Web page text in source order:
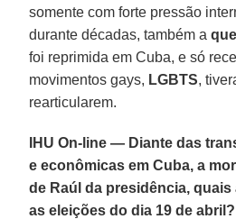
somente com forte pressão
durante décadas, também a
foi reprimida em Cuba, e só
movimentos gays, LGBTS,
rearticularem.
IHU On-line — Diante das
e econômicas em Cuba, a
de Raúl da presidência,
as eleições do dia 19 de abril?